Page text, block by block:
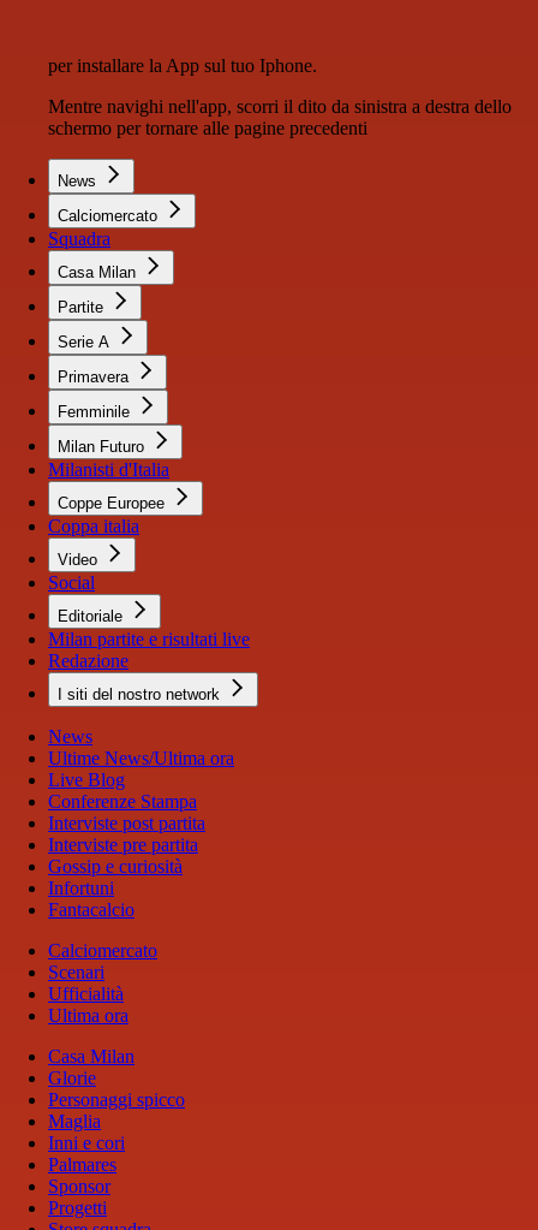
per installare la App sul tuo Iphone.
Mentre navighi nell'app, scorri il dito da sinistra a destra dello
schermo per tornare alle pagine precedenti
News
Calciomercato
Squadra
Casa Milan
Partite
Serie A
Primavera
Femminile
Milan Futuro
Milanisti d'Italia
Coppe Europee
Coppa italia
Video
Social
Editoriale
Milan partite e risultati live
Redazione
I siti del nostro network
News
Ultime News/Ultima ora
Live Blog
Conferenze Stampa
Interviste post partita
Interviste pre partita
Gossip e curiosità
Infortuni
Fantacalcio
Calciomercato
Scenari
Ufficialità
Ultima ora
Casa Milan
Glorie
Personaggi spicco
Maglia
Inni e cori
Palmares
Sponsor
Progetti